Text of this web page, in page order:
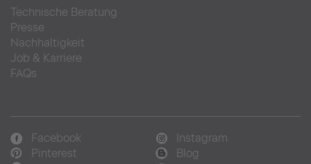
Technische Beratung
Presse
Nachhaltigkeit
Job & Karriere
FAQs
Facebook
Instagram
Pinterest
Blog